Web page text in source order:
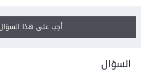
أجب على هذا السؤال
السؤال